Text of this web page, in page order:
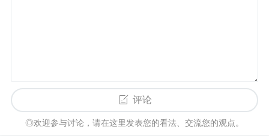
评论
◎欢迎参与讨论，请在这里发表您的看法、交流您的观点。